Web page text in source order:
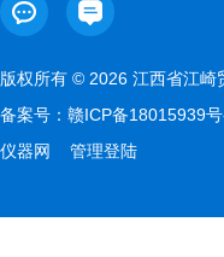
版权所有 © 2026 江西省江
备案号： 赣ICP备18015939
仪器网
管理登陆